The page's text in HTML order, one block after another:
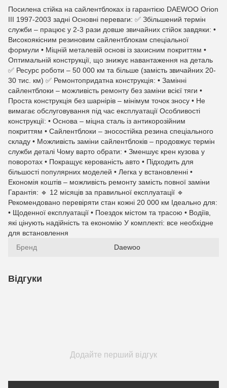
Посилена стійка на сайлентблоках із гарантією DAEWOO Orion
III 1997-2003 задні Основні переваги: ✅ Збільшений термін
служби – працює у 2-3 рази довше звичайних стійок завдяки: •
Високоякісним резиновим сайлентблокам спеціальної
формули • Міцній металевій основі із захисним покриттям •
Оптимальній конструкції, що знижує навантаження на деталь
✅ Ресурс роботи – 50 000 км та більше (замість звичайних 20-
30 тис. км) ✅ Ремонтопридатна конструкція: • Замінні
сайлентблоки – можливість ремонту без заміни всієї тяги •
Проста конструкція без шарнірів – мінімум точок зносу • Не
вимагає обслуговування під час експлуатації Особливості
конструкції: • Основа – міцна сталь із антикорозійним
покриттям • Сайлентблоки – зносостійка резина спеціального
складу • Можливість заміни сайлентблоків – продовжує термін
служби деталі Чому варто обрати: • Зменшує крен кузова у
поворотах • Покращує керованість авто • Підходить для
більшості популярних моделей • Легка у встановленні •
Економія коштів – можливість ремонту замість повної заміни
Гарантія: 🔹 12 місяців за правильної експлуатації 🔹
Рекомендовано перевіряти стан кожні 20 000 км Ідеально для:
• Щоденної експлуатації • Поездок містом та трасою • Водіїв,
які цінують надійність та економію У комплекті: все необхідне
для встановлення
Бренд
Daewoo
Відгуки
Додайте перший відгук